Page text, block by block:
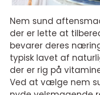
Nem sund
der er lette at
bevarer deres
typisk lavet af
der er rig på
Ved at vælge nem